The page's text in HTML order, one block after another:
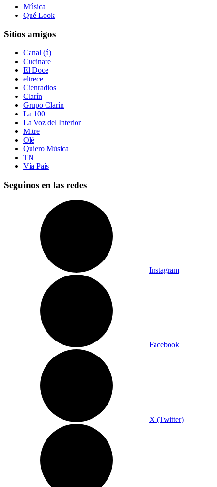
Música
Qué Look
Sitios amigos
Canal (á)
Cucinare
El Doce
eltrece
Cienradios
Clarín
Grupo Clarín
La 100
La Voz del Interior
Mitre
Olé
Quiero Música
TN
Vía País
Seguinos en las redes
Instagram
Facebook
X (Twitter)